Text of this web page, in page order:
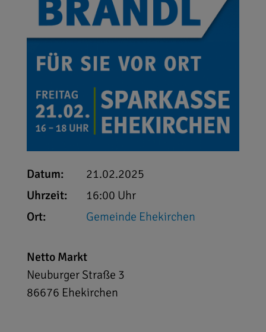
Datum:
21.02.2025
Uhrzeit:
16:00 Uhr
Ort:
Gemeinde Ehekirchen
Netto Markt
Neuburger Straße 3
86676 Ehekirchen